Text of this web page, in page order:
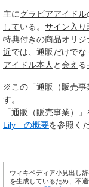
主にグラビアアイドル
している。 サイン 入り
特典付きの商品オリジ
近では、通販だけでな
アイドル本人 と会え る
※この「通販（販売事
す。
「通販（販売事業）
Lily」の概要を参照く
ウィキペディア小見出し
を生成しているため、不